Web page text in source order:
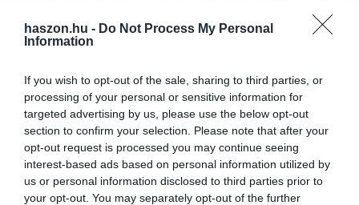
haszon.hu - Do Not Process My Personal
Information
If you wish to opt-out of the sale, sharing to third parties, or
processing of your personal or sensitive information for
targeted advertising by us, please use the below opt-out
section to confirm your selection. Please note that after your
opt-out request is processed you may continue seeing
interest-based ads based on personal information utilized by
us or personal information disclosed to third parties prior to
your opt-out. You may separately opt-out of the further
lakossági tapasztalatokra és szubjektív visszajelzésekre épülő
felmérésben Magyarország mindössze 54,2 pontot ért el. Ez a
hazánk a világ 19. legrosszabb egészségügyi rendszerével
„büszkélkedhet” -számolt bea közelmúltban az Economx. Az
eredmények legszembetűnőbb tanulsága, hogy a közép- és kelet-
európai régió országai szinte kivétel nélkül lekörözték a magyar
ellátást. Nemcsak Csehország, Lengyelország és Szlovákia ért el
lényegesen jobb pozíciót, deimmár Románia és Bulgária is
megelőziMagyarországot. Európai szinten hazánk a 32. helyre